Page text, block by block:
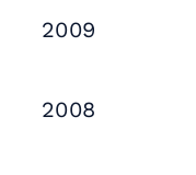
2009
2008